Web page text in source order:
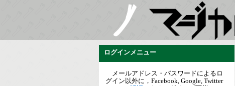
ログインメニュー
メールアドレス・パスワードによるロ
グイン以外に，Facebook, Google, Twitter